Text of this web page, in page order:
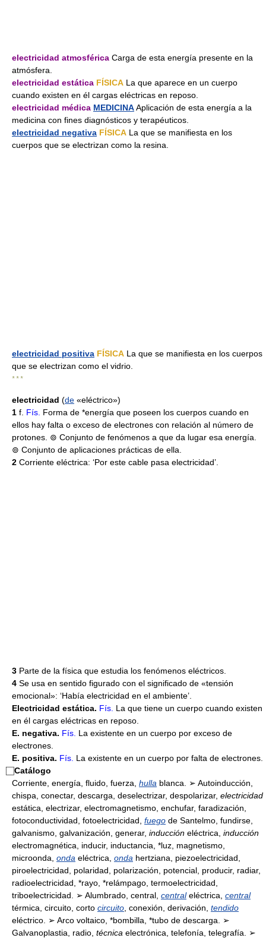
electricidad atmosférica Carga de esta energía presente en la
atmósfera.
electricidad estática FÍSICA La que aparece en un cuerpo
cuando existen en él cargas eléctricas en reposo.
electricidad médica MEDICINAAplicación de esta energía a la
medicina con fines diagnósticos y terapéuticos.
electricidad negativa FÍSICA La que se manifiesta en los
cuerpos que se electrizan como la resina.
electricidad positiva FÍSICA La que se manifiesta en los cuerpos
que se electrizan como el vidrio.
* * *
electricidad (de «eléctrico»)
1 f. Fís. Forma de *energía que poseen los cuerpos cuando en
ellos hay falta o exceso de electrones con relación al número de
protones. ⊚ Conjunto de fenómenos a que da lugar esa energía.
⊚ Conjunto de aplicaciones prácticas de ella.
2 Corriente eléctrica: ‘Por este cable pasa electricidad’.
3 Parte de la física que estudia los fenómenos eléctricos.
4 Se usa en sentido figurado con el significado de «tensión
emocional»: ‘Había electricidad en el ambiente’.
Electricidad estática. Fís. La que tiene un cuerpo cuando existen
en él cargas eléctricas en reposo.
E. negativa. Fís. La existente en un cuerpo por exceso de
electrones.
E. positiva. Fís. La existente en un cuerpo por falta de electrones.
⃞Catálogo
Corriente, energía, fluido, fuerza, hulla blanca. ➢ Autoinducción,
chispa, conectar, descarga, deselectrizar, despolarizar, electricidad
estática, electrizar, electromagnetismo, enchufar, faradización,
fotoconductividad, fotoelectricidad, fuego de Santelmo, fundirse,
galvanismo, galvanización, generar, inducción eléctrica, inducción
electromagnética, inducir, inductancia, *luz, magnetismo,
microonda, onda eléctrica, onda hertziana, piezoelectricidad,
piroelectricidad, polaridad, polarización, potencial, producir, radiar,
radioelectricidad, *rayo, *relámpago, termoelectricidad,
triboelectricidad. ➢ Alumbrado, central, centraleléctrica, central
térmica, circuito, corto circuito , conexión, derivación, tendido
eléctrico. ➢ Arco voltaico, *bombilla, *tubo de descarga. ➢
Galvanoplastia, radio, técnica electrónica, telefonía, telegrafía. ➢